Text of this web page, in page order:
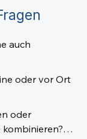
auch
sind
und können
werden.
ist online
oder vor Ort
bieten Online-
oder